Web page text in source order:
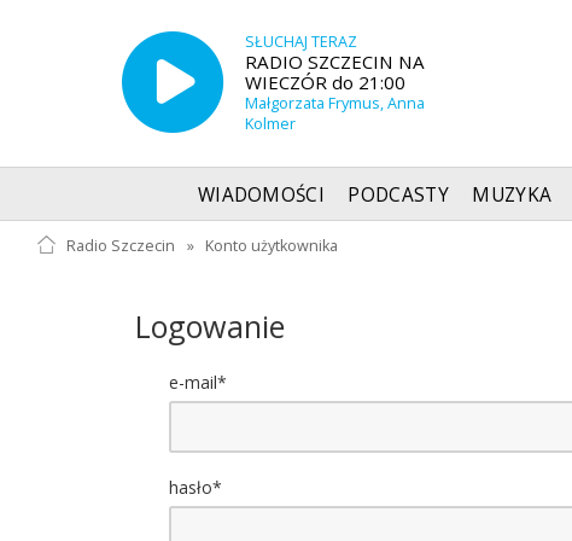
SŁUCHAJ TERAZ
RADIO SZCZECIN NA
WIECZÓR do 21:00
Małgorzata Frymus, Anna
Kolmer
WIADOMOŚCI PODCASTY MUZYKA
Radio Szczecin » Konto użytkownika
Logowanie
e-mail*
hasło*